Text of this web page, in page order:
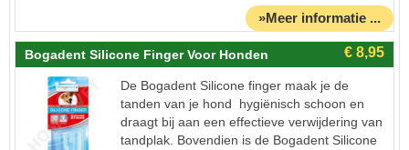
»Meer informatie ...
Bogadent Silicone Finger Voor Honden
De Bogadent Silicone finger maak je de
tanden van je hond hygiënisch schoon en
draagt bij aan een effectieve verwijdering van
tandplak. Bovendien is de Bogadent Silicone